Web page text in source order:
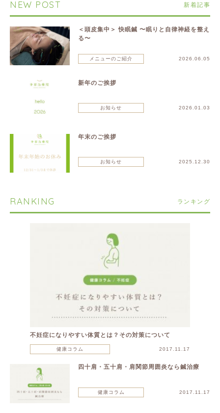
NEW POST 新着記事
＜頭皮集中＞ 快眠鍼 〜眠りと自律神経を整え
る〜
メニューのご紹介 2026.06.05
新年のご挨拶
お知らせ 2026.01.03
年末のご挨拶
お知らせ 2025.12.30
RANKING ランキング
不妊症になりやすい体質とは？その対策について
健康コラム 2017.11.17
四十肩・五十肩・肩関節周囲炎なら鍼治療
健康コラム 2017.11.17